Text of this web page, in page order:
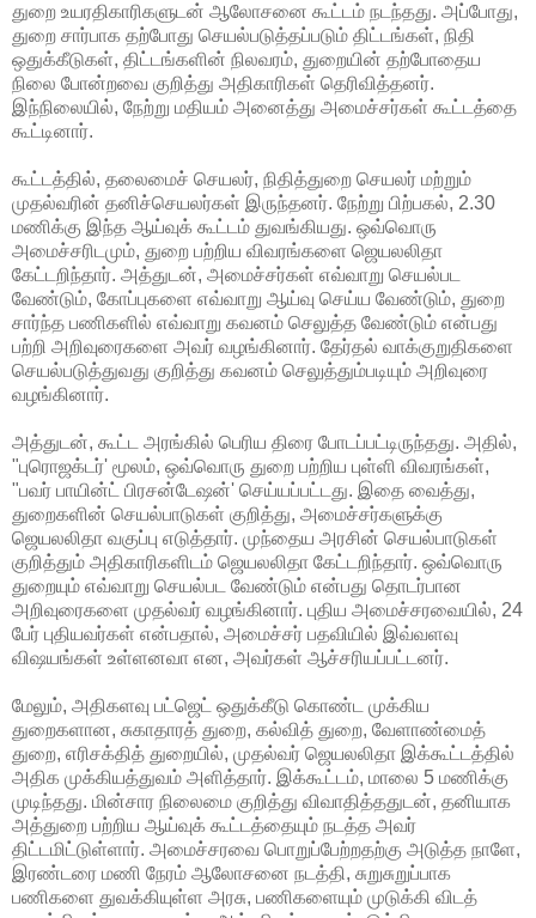
துறை உயரதிகாரிகளுடன் ஆலோசனை கூட்டம் நடந்தது. அப்போது,
துறை சார்பாக தற்போது செயல்படுத்தப்படும் திட்டங்கள், நிதி
ஒதுக்கீடுகள், திட்டங்களின் நிலவரம், துறையின் தற்போதைய
நிலை போன்றவை குறித்து அதிகாரிகள் தெரிவித்தனர்.
இந்நிலையில், நேற்று மதியம் அனைத்து அமைச்சர்கள் கூட்டத்தை
கூட்டினார்.
கூட்டத்தில், தலைமைச் செயலர், நிதித்துறை செயலர் மற்றும்
முதல்வரின் தனிச்செயலர்கள் இருந்தனர். நேற்று பிற்பகல், 2.30
மணிக்கு இந்த ஆய்வுக் கூட்டம் துவங்கியது. ஒவ்வொரு
அமைச்சரிடமும், துறை பற்றிய விவரங்களை ஜெயலலிதா
கேட்டறிந்தார். அத்துடன், அமைச்சர்கள் எவ்வாறு செயல்பட
வேண்டும், கோப்புகளை எவ்வாறு ஆய்வு செய்ய வேண்டும், துறை
சார்ந்த பணிகளில் எவ்வாறு கவனம் செலுத்த வேண்டும் என்பது
பற்றி அறிவுரைகளை அவர் வழங்கினார். தேர்தல் வாக்குறுதிகளை
செயல்படுத்துவது குறித்து கவனம் செலுத்தும்படியும் அறிவுரை
வழங்கினார்.
அத்துடன், கூட்ட அரங்கில் பெரிய திரை போடப்பட்டிருந்தது. அதில்,
"புரொஜக்டர்' மூலம், ஒவ்வொரு துறை பற்றிய புள்ளி விவரங்கள்,
"பவர் பாயின்ட் பிரசன்டேஷன்' செய்யப்பட்டது. இதை வைத்து,
துறைகளின் செயல்பாடுகள் குறித்து, அமைச்சர்களுக்கு
ஜெயலலிதா வகுப்பு எடுத்தார். முந்தைய அரசின் செயல்பாடுகள்
குறித்தும் அதிகாரிகளிடம் ஜெயலலிதா கேட்டறிந்தார். ஒவ்வொரு
துறையும் எவ்வாறு செயல்பட வேண்டும் என்பது தொடர்பான
அறிவுரைகளை முதல்வர் வழங்கினார். புதிய அமைச்சரவையில், 24
பேர் புதியவர்கள் என்பதால், அமைச்சர் பதவியில் இவ்வளவு
விஷயங்கள் உள்ளனவா என, அவர்கள் ஆச்சரியப்பட்டனர்.
மேலும், அதிகளவு பட்ஜெட் ஒதுக்கீடு கொண்ட முக்கிய
துறைகளான, சுகாதாரத் துறை, கல்வித் துறை, வேளாண்மைத்
துறை, எரிசக்தித் துறையில், முதல்வர் ஜெயலலிதா இக்கூட்டத்தில்
அதிக முக்கியத்துவம் அளித்தார். இக்கூட்டம், மாலை 5 மணிக்கு
முடிந்தது. மின்சார நிலைமை குறித்து விவாதித்ததுடன், தனியாக
அத்துறை பற்றிய ஆய்வுக் கூட்டத்தையும் நடத்த அவர்
திட்டமிட்டுள்ளார். அமைச்சரவை பொறுப்பேற்றதற்கு அடுத்த நாளே,
இரண்டரை மணி நேரம் ஆலோசனை நடத்தி, சுறுசுறுப்பாக
பணிகளை துவக்கியுள்ள அரசு, பணிகளையும் முடுக்கி விடத்